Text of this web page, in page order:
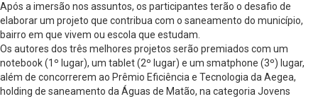
Após a imersão nos assuntos, os participantes terão o desafio de
elaborar um projeto que contribua com o saneamento do município,
bairro em que vivem ou escola que estudam.
Os autores dos três melhores projetos serão premiados com um
notebook (1º lugar), um tablet (2º lugar) e um smatphone (3º) lugar,
além de concorrerem ao Prêmio Eficiência e Tecnologia da Aegea,
holding de saneamento da Águas de Matão, na categoria Jovens